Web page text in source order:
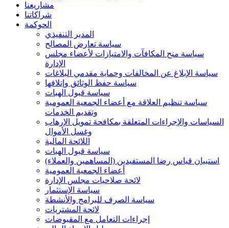
مشاريعنا
شراكاتنا
الحوكمة
المدير التنفيذي
سياسة تعارض المصالح
سياسة منح المكافآت والامتيازات لأعضاء مجلس
الإدارة
سياسة الإبلاغ عن المخالفات وحماية مقدمي البلاغات
سياسة حفظ الوثائق وإتلافها
سياسة قبول الهبات
سياسة تنظيم العلاقة مع أعضاء الجمعية العمومية
وتقديم الخدمات
السياسات والإجراءات المتعلقة بمكافحة تمويل الإرهاب
وغسل الأموال
اللائحة المالية
سياسة قبول الهبات
استبيان قياس رضا المستفيدين (المساهمين والعملاء)
أعضاء الجمعية العمومية
لائحة صلاحيات مجلس الإدارة
سياسة الإستثمار
سياسة الصرف للبرامج والأنشطة
لائحة المشتريات
إجراءات التعامل مع المقبوضات